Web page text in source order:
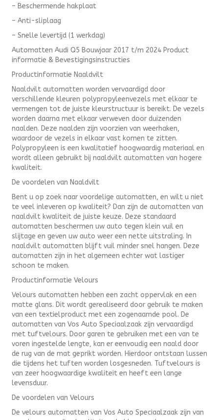
– Beschermende hakplaat
– Anti-sliplaag
– Snelle levertijd (1 werkdag)
Automatten Audi Q5 Bouwjaar 2017 t/m 2024 Product
informatie & Bevestigingsinstructies
Productinformatie Naaldvilt
Naaldvilt automatten worden vervaardigd door
verschillende kleuren polypropyleenvezels met elkaar te
vermengen tot de juiste kleurstructuur is bereikt. De vezels
worden daarna met elkaar verweven door duizenden
naalden. Deze naalden zijn voorzien van weerhaken,
waardoor de vezels in elkaar vast komen te zitten.
Polypropyleen is een kwalitatief hoogwaardig materiaal en
wordt alleen gebruikt bij naaldvilt automatten van hogere
kwaliteit.
De voordelen van Naaldvilt
Bent u op zoek naar voordelige automatten, en wilt u niet
te veel inleveren op kwaliteit? Dan zijn de automatten van
naaldvilt kwaliteit de juiste keuze. Deze standaard
automatten beschermen uw auto tegen klein vuil en
slijtage en geven uw auto weer een nette uitstraling. In
naaldvilt automatten blijft vuil minder snel hangen. Deze
automatten zijn in het algemeen echter wat lastiger
schoon te maken.
Productinformatie Velours
Velours automatten hebben een zacht oppervlak en een
matte glans. Dit wordt gerealiseerd door gebruik te maken
van een textielproduct met een zogenaamde pool. De
automatten van Vos Auto Speciaalzaak zijn vervaardigd
met tuftvelours. Door garen te gebruiken met een van te
voren ingestelde lengte, kan er eenvoudig een naald door
de rug van de mat geprikt worden. Hierdoor ontstaan lussen
die tijdens het tuften worden losgesneden. Tuftvelours is
van zeer hoogwaardige kwaliteit en heeft een lange
levensduur.
De voordelen van Velours
De velours automatten van Vos Auto Speciaalzaak zijn van